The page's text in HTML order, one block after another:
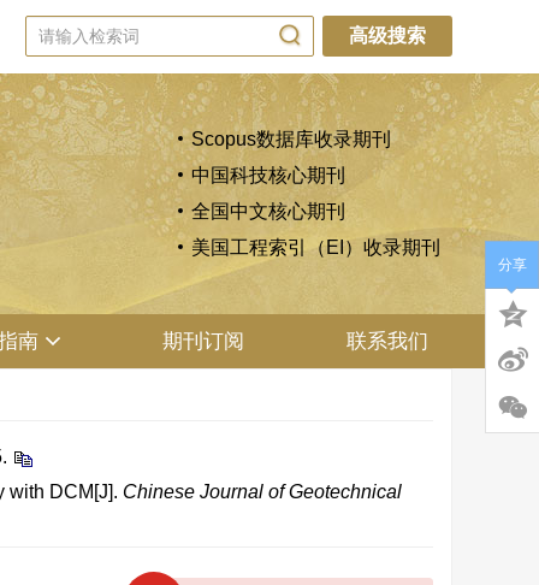
高级搜索
Scopus数据库收录期刊
中国科技核心期刊
全国中文核心期刊
美国工程索引（EI）收录期刊
南 期刊订阅 联系我们
with DCM[J]. Chinese Journal of Geotechnical
分享